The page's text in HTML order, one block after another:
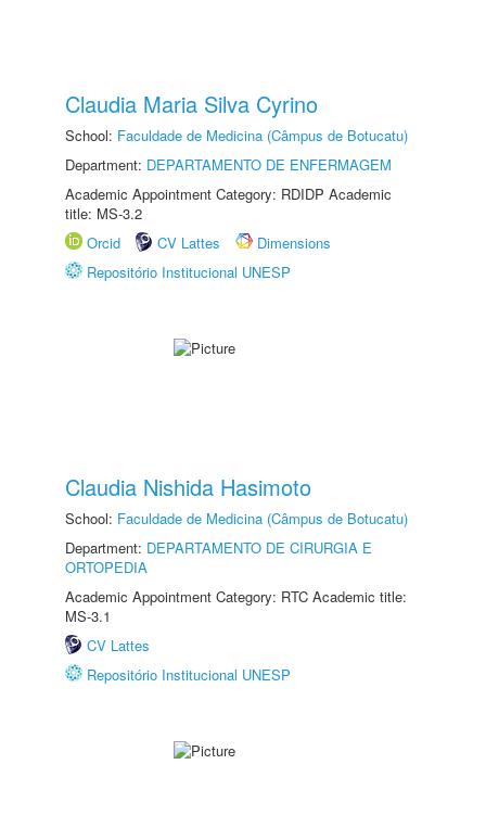
Claudia Maria Silva Cyrino
School: Faculdade de Medicina (Câmpus de Botucatu)
Department: DEPARTAMENTO DE ENFERMAGEM
Academic Appointment Category: RDIDP Academic
title: MS-3.2
Orcid
CV Lattes
Dimensions
Repositório Institucional UNESP
Claudia Nishida Hasimoto
School: Faculdade de Medicina (Câmpus de Botucatu)
Department: DEPARTAMENTO DE CIRURGIA E
ORTOPEDIA
Academic Appointment Category: RTC Academic title:
MS-3.1
CV Lattes
Repositório Institucional UNESP